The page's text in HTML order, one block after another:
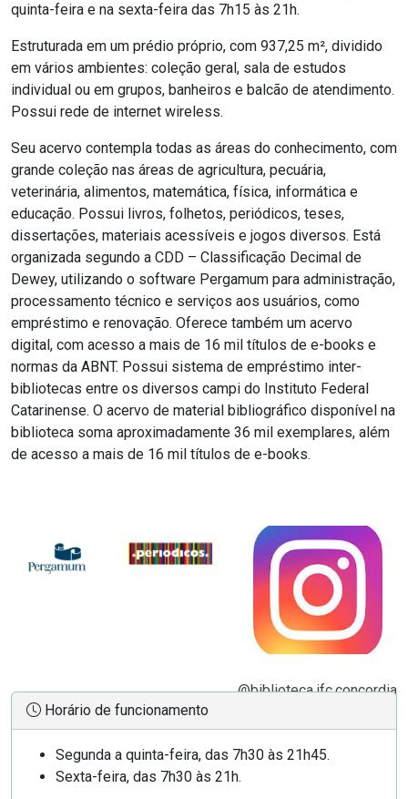
quinta-feira e na sexta-feira das 7h15 às 21h.
Estruturada em um prédio próprio, com 937,25 m², dividido
em vários ambientes: coleção geral, sala de estudos
individual ou em grupos, banheiros e balcão de atendimento.
Possui rede de internet wireless.
Seu acervo contempla todas as áreas do conhecimento, com
grande coleção nas áreas de agricultura, pecuária,
veterinária, alimentos, matemática, física, informática e
educação. Possui livros, folhetos, periódicos, teses,
dissertações, materiais acessíveis e jogos diversos. Está
organizada segundo a CDD – Classificação Decimal de
Dewey, utilizando o software Pergamum para administração,
processamento técnico e serviços aos usuários, como
empréstimo e renovação. Oferece também um acervo
digital, com acesso a mais de 16 mil títulos de e-books e
normas da ABNT. Possui sistema de empréstimo inter-
bibliotecas entre os diversos campi do Instituto Federal
Catarinense. O acervo de material bibliográfico disponível na
biblioteca soma aproximadamente 36 mil exemplares, além
de acesso a mais de 16 mil títulos de e-books.
@biblioteca.ifc.concordia
Horário de funcionamento
Segunda a quinta-feira, das 7h30 às 21h45.
Sexta-feira, das 7h30 às 21h.